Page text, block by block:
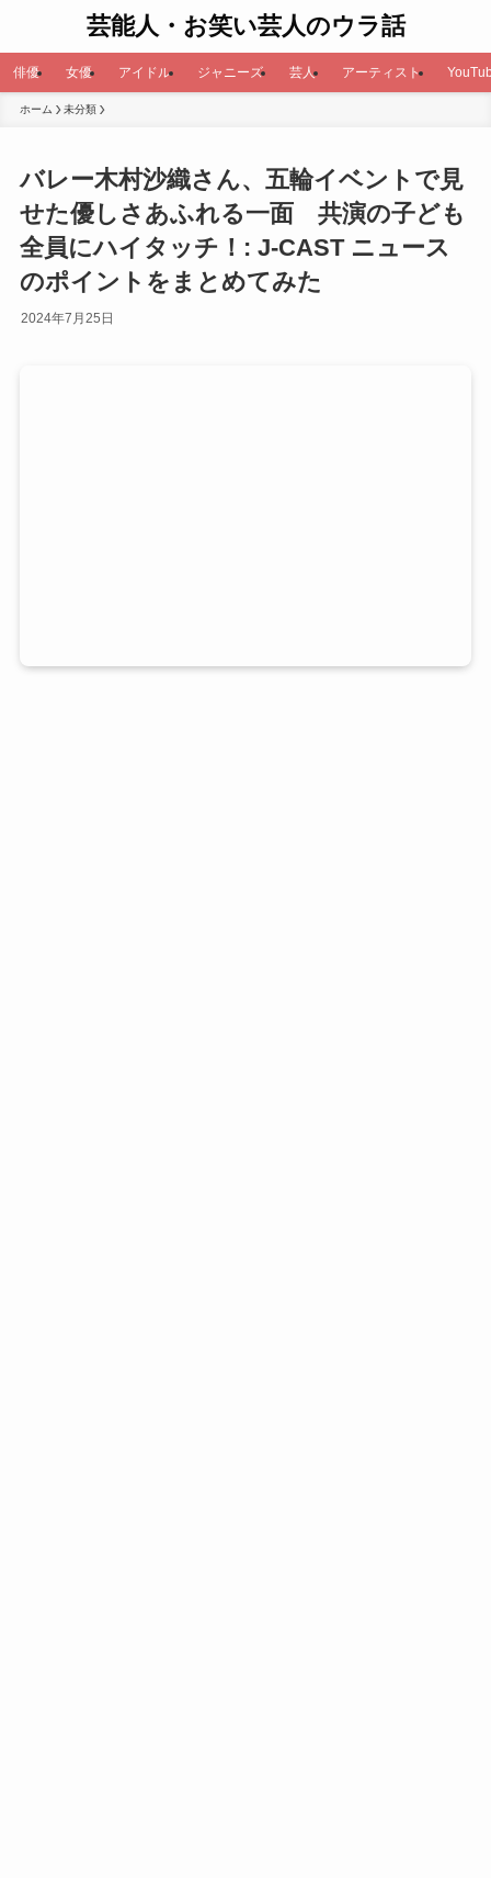
芸能人・お笑い芸人のウラ話
俳優 女優 アイドル ジャニーズ 芸人 アーティスト
ホーム 未分類
バレー木村沙織さん、五輪イベントで見
せた優しさあふれる一面 共演の子ども
全員にハイタッチ！: J-CAST ニュース
のポイントをまとめてみた
2024年7月25日